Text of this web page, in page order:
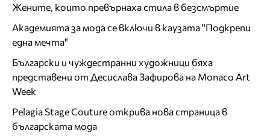
Жените, които превърнаха стила в безсмъртие
Академията за мода се включи в каузата "Подкрепи
една мечта"
Български и чуждестранни художници бяха
представени от Десислава Зафирова на Monaco Art
Week
Pelagia Stage Couture открива нова страница в
българската мода